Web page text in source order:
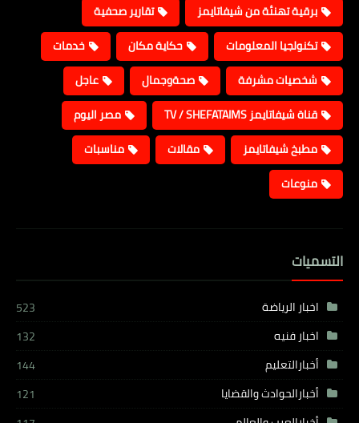
برقية تهنئة من شيفاتايمز
تقارير صحفية
تكنولجيا المعلومات
حكاية مكان
خدمات
شخصيات مشرفة
صحةوجمال
عاجل
قناة شيفاتايمز TV / SHEFATAIMS
مصر اليوم
مطبخ شيفاتايمز
مقالات
مناسبات
منوعات
التسميات
اخبار الرياضة
523
اخبار فنيه
132
أخبارالتعليم
144
أخبارالحوادث والقضايا
121